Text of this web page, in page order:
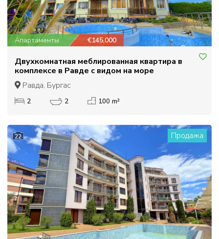
Апартаменты €145,000
Двухкомнатная меблированная квартира в
комплексе в Равде с видом на море
Равда, Бургас
2 2 100 m²
22 Продажа